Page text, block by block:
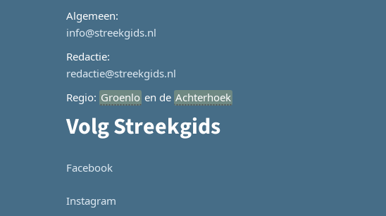
Algemeen:
info@streekgids.nl
Redactie:
redactie@streekgids.nl
Regio: Groenlo en de Achterhoek
Volg Streekgids
Facebook
Instagram